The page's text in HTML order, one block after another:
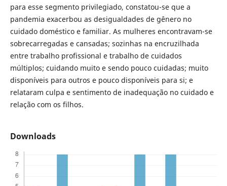
para esse segmento privilegiado, constatou-se que a
pandemia exacerbou as desigualdades de gênero no
cuidado doméstico e familiar. As mulheres encontravam-se
sobrecarregadas e cansadas; sozinhas na encruzilhada
entre trabalho profissional e trabalho de cuidados
múltiplos; cuidando muito e sendo pouco cuidadas; muito
disponíveis para outros e pouco disponíveis para si; e
relataram culpa e sentimento de inadequação no cuidado e
relação com os filhos.
Downloads